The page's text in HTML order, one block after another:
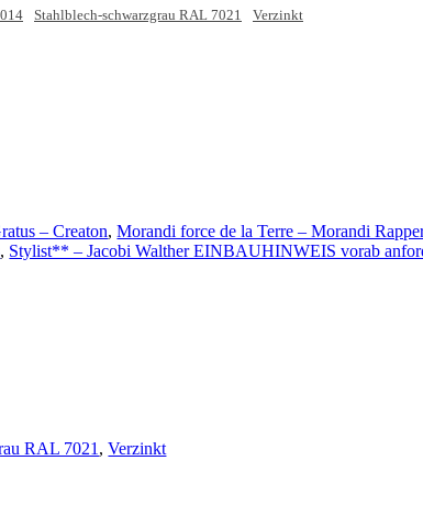
Stahlblech-schwarzgrau RAL 7021 Verzinkt
– Creaton,Morandi force de la Terre – Morandi
, Stylist** – Jacobi Walther EINBAUHINWEIS vorab
RAL 7021 ,Verzinkt